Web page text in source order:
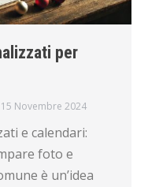
per
15 Novembre 2024
e calendari:
foto e
è un’idea